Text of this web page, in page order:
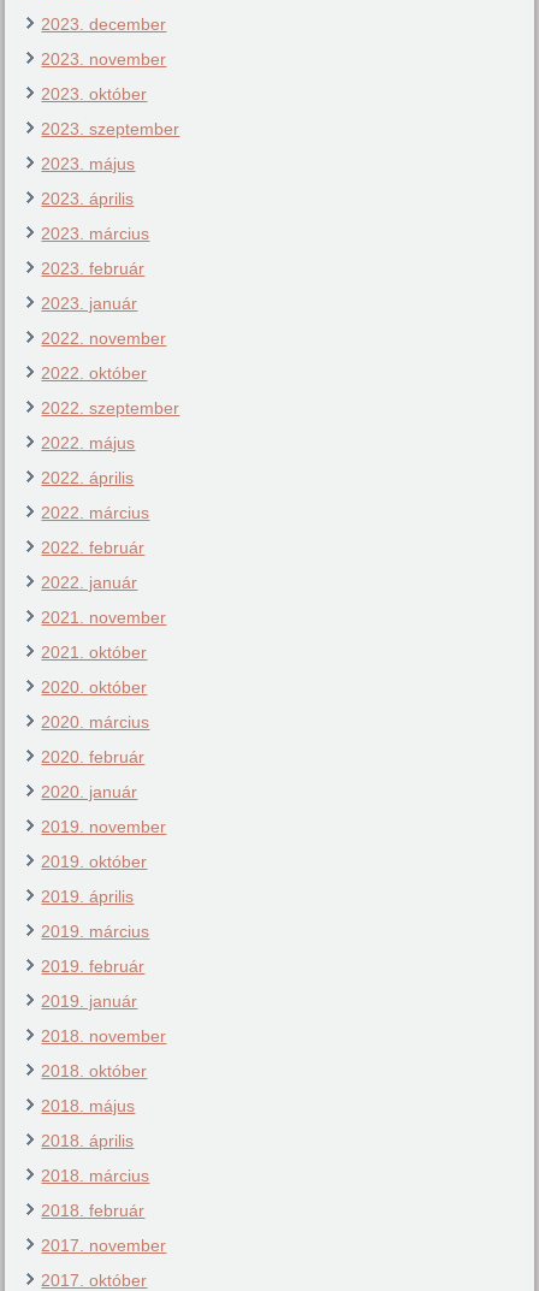
2023. december
2023. november
2023. október
2023. szeptember
2023. május
2023. április
2023. március
2023. február
2023. január
2022. november
2022. október
2022. szeptember
2022. május
2022. április
2022. március
2022. február
2022. január
2021. november
2021. október
2020. október
2020. március
2020. február
2020. január
2019. november
2019. október
2019. április
2019. március
2019. február
2019. január
2018. november
2018. október
2018. május
2018. április
2018. március
2018. február
2017. november
2017. október